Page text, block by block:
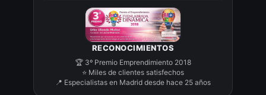
RECONOCIMIENTOS
🏆 3º Premio Emprendimiento 2018
⭐ Miles de clientes satisfechos
📍 Especialistas en Madrid desde hace 25 años